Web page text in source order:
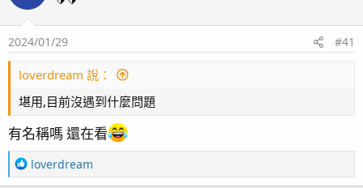
2024/01/16 新增設備如下
AquaWiz KHA Pro 自動校正版<--感謝河北水族協助訂
購，真的比舊版好用又輕鬆多了，舊版終於被我淘汰了！
ITC Reefculture PARwise 光譜測試儀<--苦於延伸支架還
在美國來台灣的轉運途中，不知道甚麼時候才會到台灣，
測試文一拖再拖
2023/06/01 東岸老闆帶了一位眼熟的人來送缸子囉
i
o
n
：
2024/01/29 #41
loverdream 說：
堪用,目前沒遇到什麼問題
有名稱嗎 還在看
R
e
loverdream